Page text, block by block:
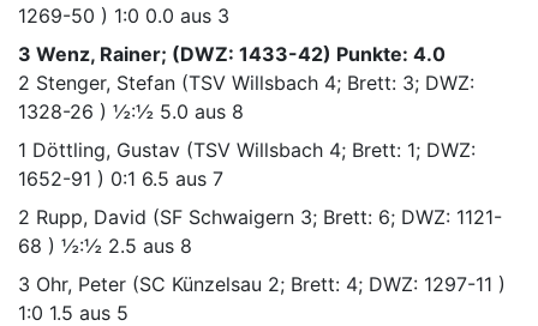
1269-50 ) 1:0 0.0 aus 3
3 Wenz, Rainer; (DWZ: 1433-42) Punkte: 4.0
2 Stenger, Stefan (TSV Willsbach 4; Brett: 3; DWZ:
1328-26 ) ½:½ 5.0 aus 8
1 Döttling, Gustav (TSV Willsbach 4; Brett: 1; DWZ:
1652-91 ) 0:1 6.5 aus 7
2 Rupp, David (SF Schwaigern 3; Brett: 6; DWZ: 1121-
68 ) ½:½ 2.5 aus 8
3 Ohr, Peter (SC Künzelsau 2; Brett: 4; DWZ: 1297-11 )
1:0 1.5 aus 5